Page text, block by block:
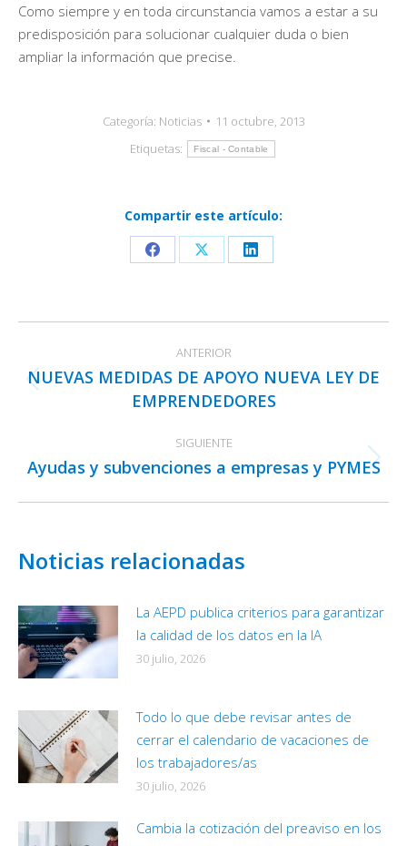
Como siempre y en toda circunstancia vamos a estar a su
predisposición para solucionar cualquier duda o bien
ampliar la información que precise.
Categoría: Noticias
11 octubre, 2013
Etiquetas:
Fiscal - Contable
Compartir este artículo:
Share
Facebook
Share
X
Share
LinkedIn
entre
publicaciones
ANTERIOR
Publicación
anterior:
NUEVAS MEDIDAS DE APOYO NUEVA LEY DE
EMPRENDEDORES
SIGUIENTE
Publicación
Ayudas y subvenciones a empresas y PYMES
Noticias relacionadas
La AEPD publica criterios para garantizar
la calidad de los datos en la IA
30 julio, 2026
Todo lo que debe revisar antes de
cerrar el calendario de vacaciones de
los trabajadores/as
30 julio, 2026
Cambia la cotización del preaviso en los